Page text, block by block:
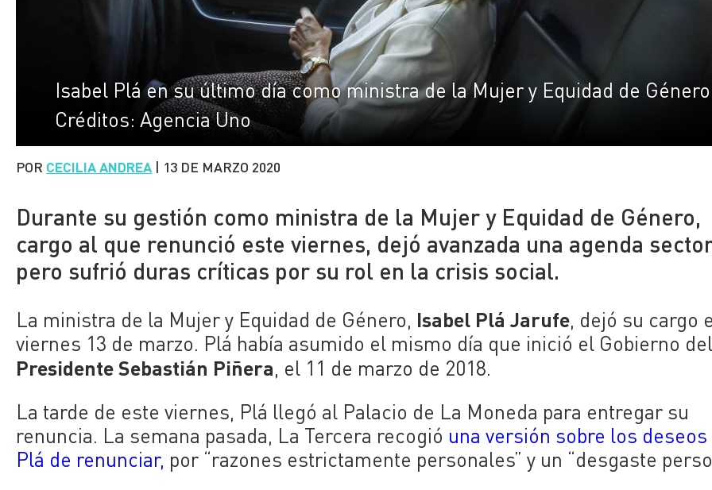
Isabel Plá en su último día como ministra de la Mujer y Equidad de
Créditos: Agencia Uno
POR CECILIA ANDREA | 13 DE MARZO 2020
Durante su gestión como ministra de la Mujer y Equidad de Género,
cargo al que renunció este viernes, dejó avanzada una agenda
pero sufrió duras críticas por su rol en la crisis social.
La ministra de la Mujer y Equidad de Género, Isabel Plá Jarufe, dejó su cargo
viernes 13 de marzo. Plá había asumido el mismo día que inició el Gobierno del
Presidente Sebastián Piñera, el 11 de marzo de 2018.
La tarde de este viernes, Plá llegó al Palacio de La Moneda para entregar su
renuncia. La semana pasada, La Tercera recogió una versión sobre los deseos
Plá de renunciar, por “razones estrictamente personales” y un “desgaste